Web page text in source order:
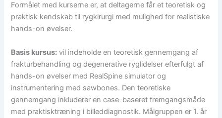
Formålet med kurserne er, at deltagerne får et teoretisk og
praktisk kendskab til rygkirurgi med mulighed for realistiske
hands-on øvelser.
Basis kursus: vil indeholde en teoretisk gennemgang af
frakturbehandling og degenerative ryglidelser efterfulgt af
hands-on øvelser med RealSpine simulator og
instrumentering med sawbones. Den teoretiske
gennemgang inkluderer en case-baseret fremgangsmåde
med praktisktræning i billeddiagnostik. Målgruppen er 1. år